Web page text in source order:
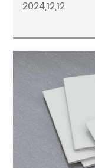
2024,12,12